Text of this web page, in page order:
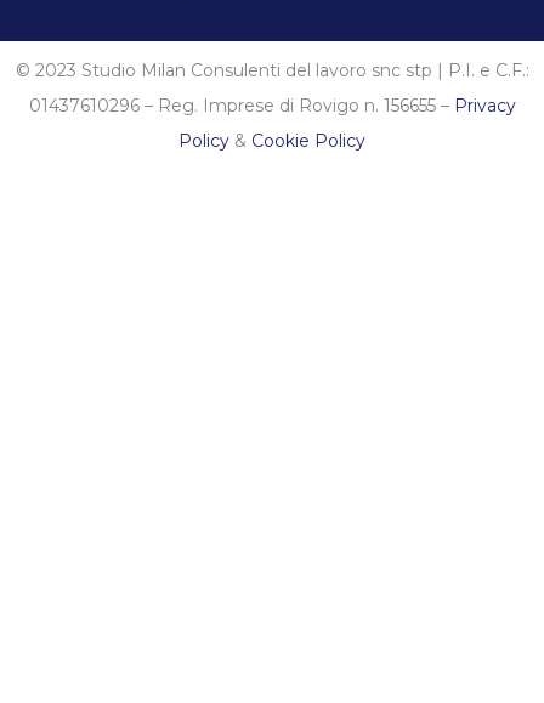
© 2023 Studio Milan Consulenti del lavoro snc stp | P.I. e C.F.:
01437610296 – Reg. Imprese di Rovigo n. 156655 – Privacy
Policy & Cookie Policy